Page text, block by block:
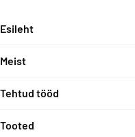
Esileht
Meist
Tehtud tööd
Tooted